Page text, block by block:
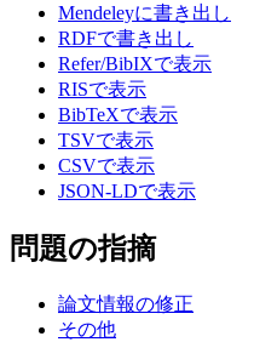
Mendeleyに書き出し
RDFで書き出し
Refer/BibIXで表示
RISで表示
BibTeXで表示
TSVで表示
CSVで表示
JSON-LDで表示
問題の指摘
論文情報の修正
その他